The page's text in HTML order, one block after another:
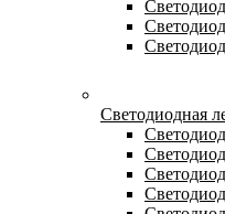
Светодиодная